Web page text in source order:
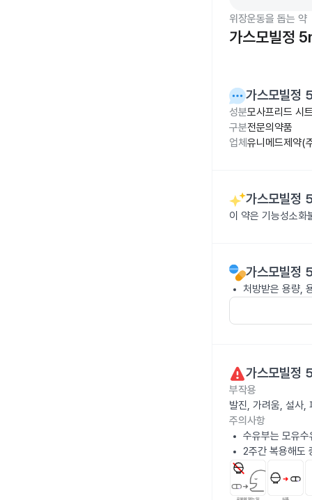
위장운동을 돕는 약
가스모빌정
가스모빌정
성분모사프리드 시
구분전문의약품
업체 유니메드제약(
가스모빌정
이 약은 기능성소화
가스모빌정
처방받은 용량,
가스모빌정
부작용
발진, 가려움, 설사,
주의사항
수유부는 모유
2주간 복용해도